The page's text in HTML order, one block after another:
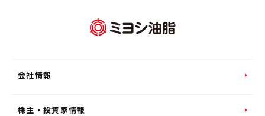
会社情報
株主・投資家情報